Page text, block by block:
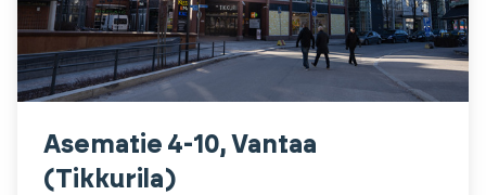
Asematie 4-10, Vantaa
(Tikkurila)